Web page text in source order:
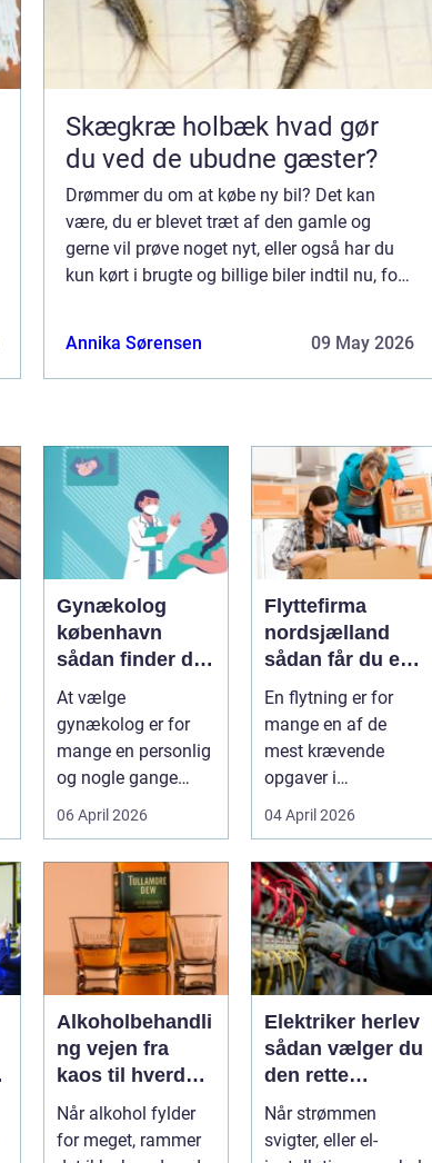
Skægkræ holbæk hvad gør
du ved de ubudne gæster?
Drømmer du om at købe ny bil? Det kan
være, du er blevet træt af den gamle og
gerne vil prøve noget nyt, eller også har du
kun kørt i brugte og billige biler indtil nu, for
Annika Sørensen 09 May 2026
Gynækolog
københavn
sådan finder du
den rette
specialist
At vælge
gynækolog er for
mange en personlig
og nogle gange
sårbar beslutning.
si...
06 April 2026
Flyttefirma
nordsjælland
sådan får du en
tryg og effektiv
flytning
En flytning er for
mange en af de
mest krævende
opgaver i
hverdagen. Der er
på, ...
04 April 2026
Alkoholbehandli
ng vejen fra
kaos til hverdag
med ro
Når alkohol fylder
for meget, rammer
Elektriker herlev
sådan vælger du
den rette
fagmand til dine
el-opgaver
Når strømmen
svigter, eller el-